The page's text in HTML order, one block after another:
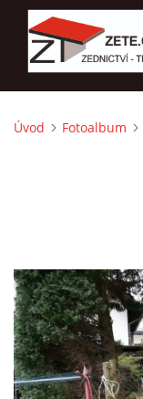
ÚVOD
KONTAKTY
3D VIZUALIZACE
Úvod Fotoalbum